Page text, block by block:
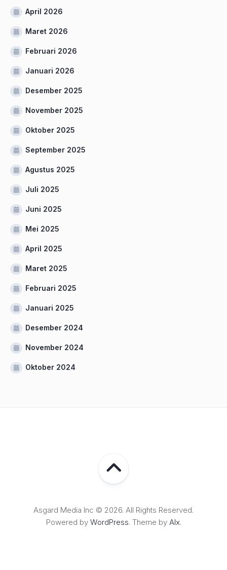
April 2026
Maret 2026
Februari 2026
Januari 2026
Desember 2025
November 2025
Oktober 2025
September 2025
Agustus 2025
Juli 2025
Juni 2025
Mei 2025
April 2025
Maret 2025
Februari 2025
Januari 2025
Desember 2024
November 2024
Oktober 2024
Asgard Media Inc © 2026. All Rights Reserved.
Powered by WordPress. Theme by Alx.